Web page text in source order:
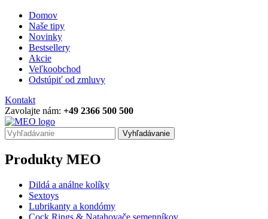
Domov
Naše tipy
Novinky
Bestsellery
Akcie
Veľkoobchod
Odstúpiť od zmluvy
Kontakt
Zavolajte nám: +49 2366 500 500
Vyhľadávanie
Produkty MEO
Dildá a análne kolíky
Sextoys
Lubrikanty a kondómy